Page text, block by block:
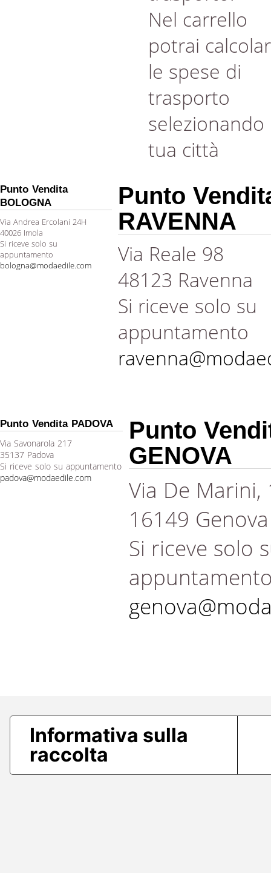
Nel carrello
potrai
le spese di
trasporto
selezionando
tua città
Punto Vendita
BOLOGNA
Via Andrea Ercolani 24H
40026 Imola
Si riceve solo su
appuntamento
bologna@modaedile.com
Punto
RAVENNA
Via Reale 98
48123 Ravenna
Si riceve solo su
appuntamento
Punto Vendita PADOVA
Via Savonarola 217
35137 Padova
Si riceve solo su appuntamento
padova@modaedile.com
Punto
GENOVA
Via De Marini,
16149 Genova
Si riceve solo
Informativa sulla
raccolta